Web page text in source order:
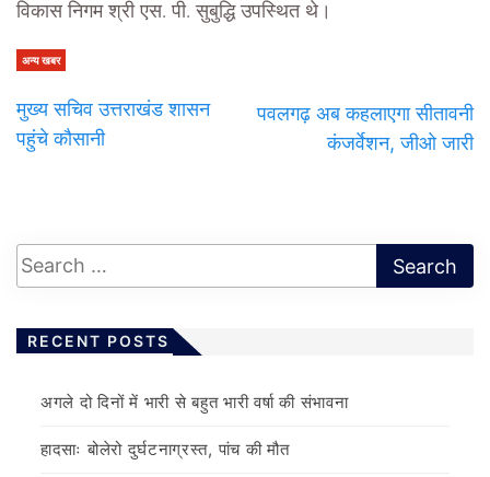
विकास निगम श्री एस. पी. सुबुद्धि उपस्थित थे।
अन्य खबर
मुख्य सचिव उत्तराखंड शासन
पहुंचे कौसानी
पवलगढ़ अब कहलाएगा सीतावनी
कंजर्वेशन, जीओ जारी
RECENT POSTS
अगले दो दिनों में भारी से बहुत भारी वर्षा की संभावना
हादसाः बोलेरो दुर्घटनाग्रस्त, पांच की मौत